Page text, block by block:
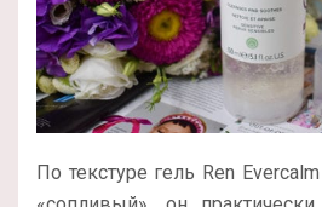
По текстуре гель Ren